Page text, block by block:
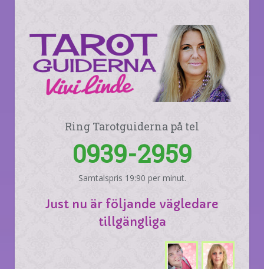
Ring Tarotguiderna på tel
0939-2959
Samtalspris 19:90 per minut.
Just nu är följande vägledare
tillgängliga